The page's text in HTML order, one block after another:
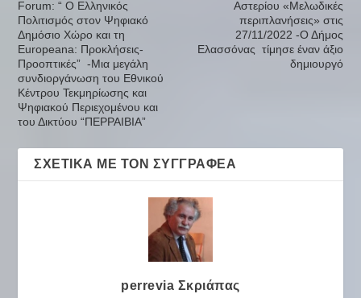
Forum: “ Ο Ελληνικός
Πολιτισμός στον Ψηφιακό
Δημόσιο Χώρο και τη
Europeana: Προκλήσεις-
Προοπτικές” -Μια μεγάλη
συνδιοργάνωση του Εθνικού
Κέντρου Τεκμηρίωσης και
Ψηφιακού Περιεχομένου και
του Δικτύου “ΠΕΡΡΑΙΒΙΑ”
Αστερίου «Μελωδικές
περιπλανήσεις» στις
27/11/2022 -Ο Δήμος
Ελασσόνας τίμησε έναν άξιο
δημιουργό
ΣΧΕΤΙΚΆ ΜΕ ΤΟΝ ΣΥΓΓΡΑΦΈΑ
perrevia Σκριάπας